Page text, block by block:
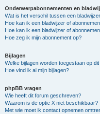
Onderwerpabonnementen en
Wat is het verschil tussen een
Hoe kan ik een bladwijzer of
Hoe kan ik een bladwijzer of
Hoe zeg ik mijn abonnement op?
Bijlagen
Welke bijlagen worden toegestaan op
Hoe vind ik al mijn bijlagen?
phpBB vragen
Wie heeft dit forum geschreven?
Waarom is de optie X niet beschikbaar?
Met wie moet ik contact opnemen